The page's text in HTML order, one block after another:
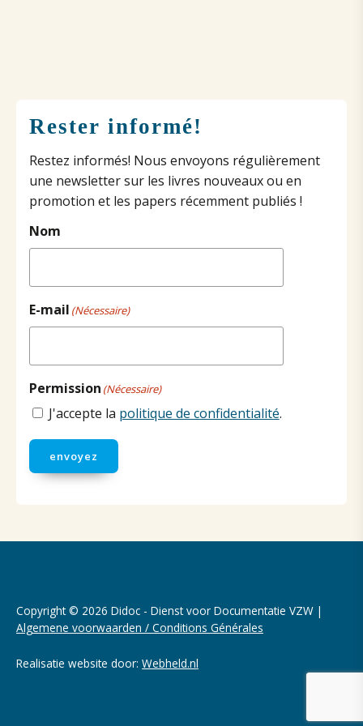
Rester informé!
Restez informés! Nous envoyons régulièrement
une newsletter sur les livres nouveaux ou en
promotion et les papers récemment publiés !
Nom
E-mail (Nécessaire)
Permission (Nécessaire)
J'accepte la politique de confidentialité.
envoyez
Copyright © 2026 Didoc - Dienst voor Documentatie VZW |
Algemene voorwaarden / Conditions Générales
Realisatie website door: Webheld.nl